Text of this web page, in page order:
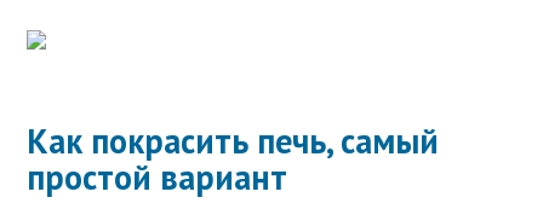
Как покрасить печь, самый
простой вариант